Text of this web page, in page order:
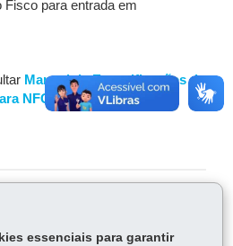
Fisco para entrada em
Manual de Especificações da
NFC-e - versão 2.0.
Fa
W
essenciais para garantir